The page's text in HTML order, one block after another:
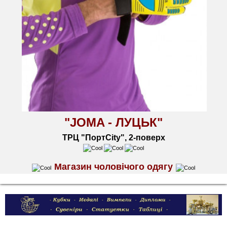
"JOMA - ЛУЦЬК"
ТРЦ "ПортCity", 2-поверх
Магазин чоловічого одягу